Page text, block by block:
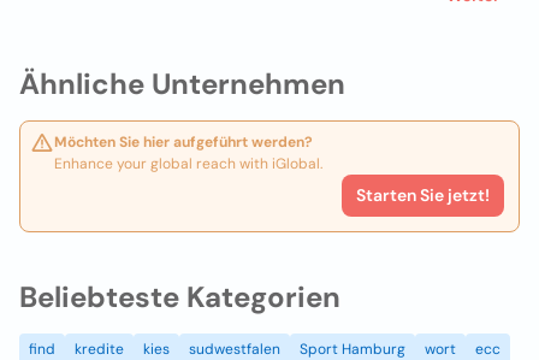
Ähnliche Unternehmen
Möchten Sie hier aufgeführt werden?
Enhance your global reach with iGlobal.
Starten Sie jetzt!
Beliebteste Kategorien
find kredite kies sudwestfalen Sport Hamburg wort
ecc